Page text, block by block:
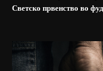
Светско првенство во